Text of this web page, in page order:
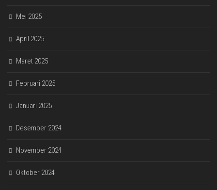
Mei 2025
April 2025
Maret 2025
Februari 2025
Januari 2025
Desember 2024
November 2024
Oktober 2024